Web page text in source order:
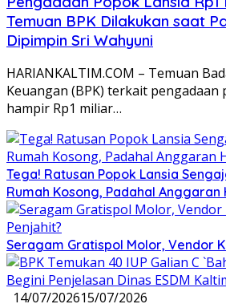
Temuan BPK Dilakukan saat
Dipimpin Sri Wahyuni
HARIANKALTIM.COM – Temuan
Keuangan (BPK) terkait pengadaan
hampir Rp1 miliar…
Tega! Ratusan Popok Lansia
Rumah Kosong, Padahal Anggaran
Seragam Gratispol Molor, Vendor
14/07/202615/07/2026